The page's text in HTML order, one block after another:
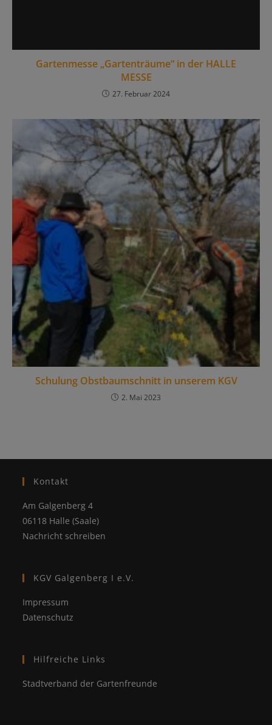
Gartenmesse „Gartenträume“ in der HALLE
MESSE
27. Februar 2024
Schulung Obstbaumschnitt in unserem KGV
2. Mai 2023
Kontakt
Am Galgenberg 4
06118 Halle (Saale)
Nachricht schreiben
KGV Galgenberg I e.V.
Impressum
Datenschutz
Hilfreiche Links
Stadtverband der Gartenfreunde